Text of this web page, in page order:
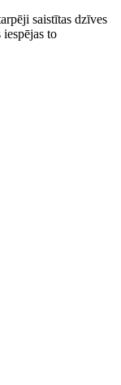
saistītas dzīves
to